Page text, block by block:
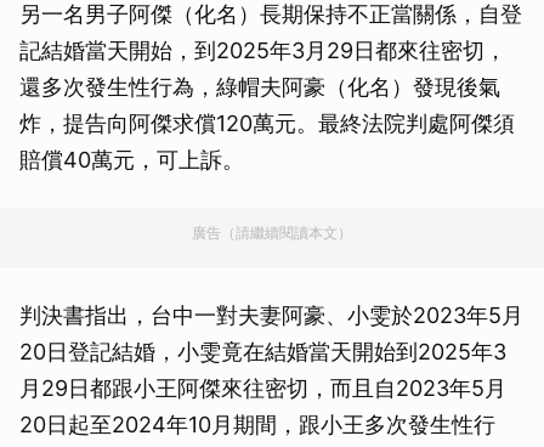
另一名男子阿傑（化名）長期保持不正當關係，自登
記結婚當天開始，到2025年3月29日都來往密切，
還多次發生性行為，綠帽夫阿豪（化名）發現後氣
炸，提告向阿傑求償120萬元。最終法院判處阿傑須
賠償40萬元，可上訴。
廣告（請繼續閱讀本文）
判決書指出，台中一對夫妻阿豪、小雯於2023年5月
20日登記結婚，小雯竟在結婚當天開始到2025年3
月29日都跟小王阿傑來往密切，而且自2023年5月
20日起至2024年10月期間，跟小王多次發生性行